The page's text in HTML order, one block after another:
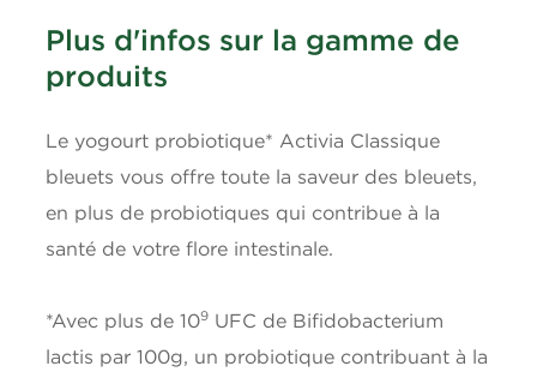
Calories
Lipides
Gras trans
Glucides
Plus d'infos sur la gamme de
produits
Le yogourt probiotique* Activia Classique
bleuets vous offre toute la saveur des bleuets,
en plus de probiotiques qui contribue à la
santé de votre flore intestinale.
*Avec plus de 109 UFC de Bifidobacterium
lactis par 100g, un probiotique contribuant à la